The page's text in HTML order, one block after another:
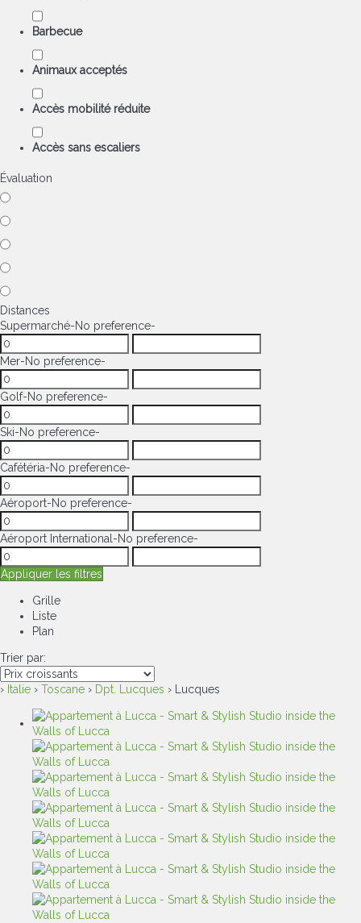
Barbecue
Animaux acceptés
Accès mobilité réduite
Accès sans escaliers
Évaluation
Distances
Supermarché-No preference-
Mer-No preference-
Golf-No preference-
Ski-No preference-
Cafétéria-No preference-
Aéroport-No preference-
Aéroport International -No preference-
Appliquer les filtres
Grille
Liste
Plan
Trier par:
› Italie › Toscane › Dpt. Lucques › Lucques